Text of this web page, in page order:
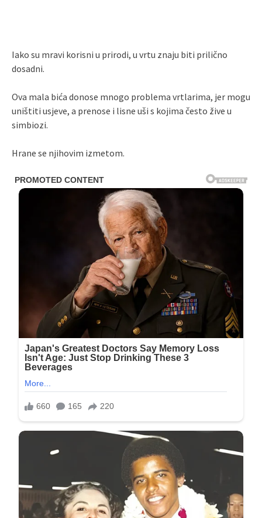
Iako su mravi korisni u prirodi, u vrtu znaju biti prilično
dosadni.
Ova mala bića donose mnogo problema vrtlarima, jer mogu
uništiti usjeve, a prenose i lisne uši s kojima često žive u
simbiozi.
Hrane se njihovim izmetom.